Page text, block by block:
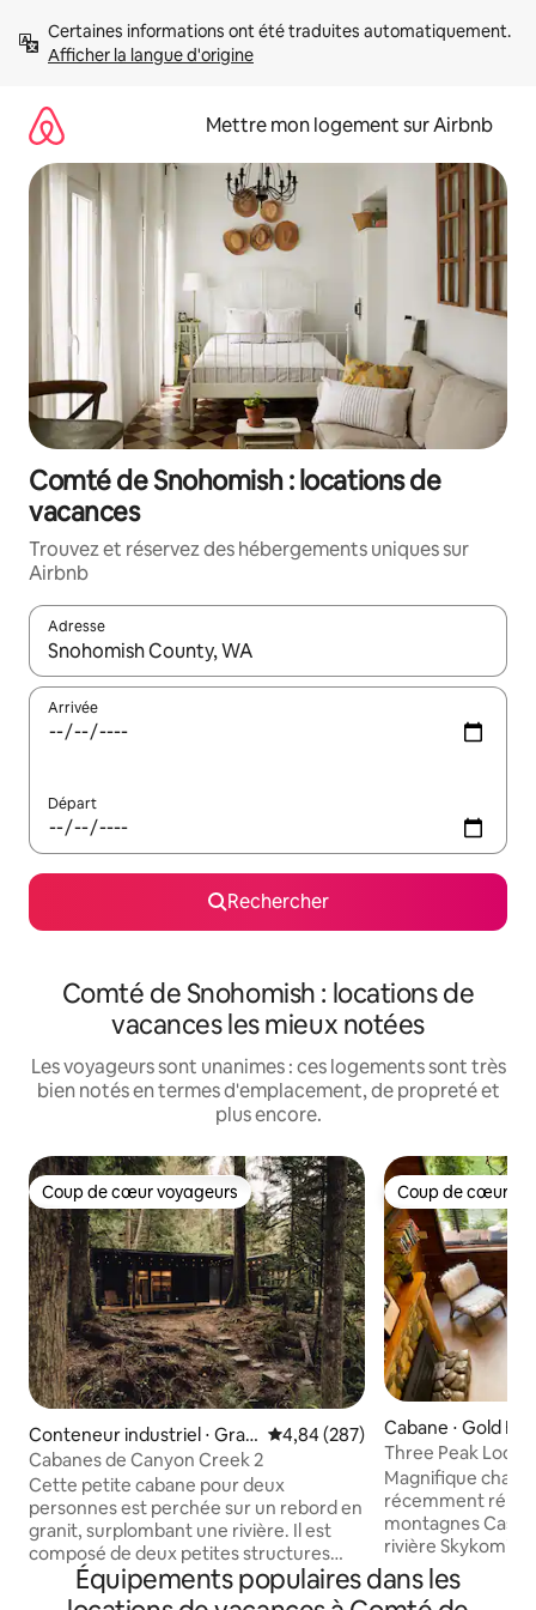
directement
Afficher la langue d'origine
Mettre mon logement sur Airbnb
Comté de Snohomish : locations de
vacances
Trouvez et réservez des hébergements uniques sur
Airbnb
Adresse
Lorsque les résultats s'affichent, utilisez les flèches vers le
Arrivée
Départ
Rechercher
Comté de Snohomish : locations de
vacances les mieux notées
Les voyageurs sont unanimes : ces logements sont très
bien notés en termes d'emplacement, de propreté et
plus encore.
Coup de cœur voyageurs
Coup de cœur voyageurs
Conteneur industriel ⋅ Gran
ite Falls
Évaluation moyenne sur la
4,84 (287)
Cabanes de Canyon Creek 2
Cette petite cabane pour deux
personnes est perchée sur un rebord en
granit, surplombant une rivière. Il est
composé de deux petites structures
reliées par une terrasse. La première
structure est un conteneur maritime
Coup de cœur
Coup de cœur
Cabane ⋅ Gold Bar
Three Peak
Jacuzzi, Sauna,
Magnifique
récemment
montagnes
rivière
imprenable sur
l’indexation
Équipements populaires dans les